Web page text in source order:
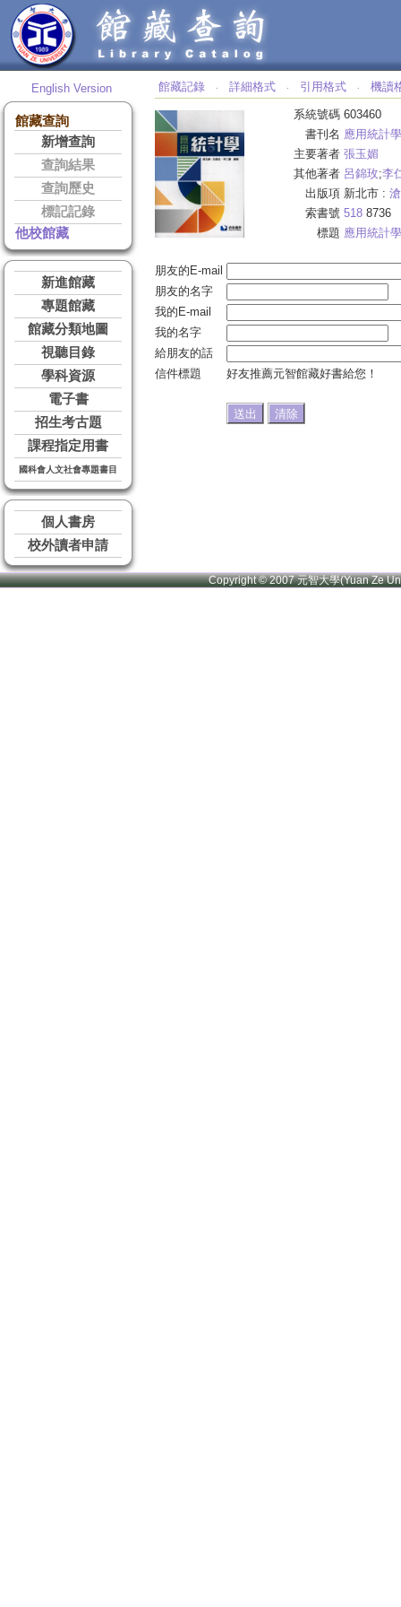
English Version
館藏查詢
新增查詢
查詢結果
查詢歷史
標記記錄
他校館藏
新進館藏
專題館藏
館藏分類地圖
視聽目錄
學科資源
電子書
招生考古題
課程指定用書
國科會人文社會專題書目
個人書房
校外讀者申請
館藏記錄 ‧ 詳細格式 ‧ 引用格式 ‧ 機讀
系統號碼 603460
書刊名 應用統計學
主要著者 張玉媚
其他著者 呂錦玫;李
出版項 新北市 :
索書號 518 8736
標題 應用統計學
朋友的E-mail
朋友的名字
我的E-mail
我的名字
給朋友的話
信件標題
好友推薦元智館藏好書給您！
Copyright © 2007 元智大學(Yuan Ze